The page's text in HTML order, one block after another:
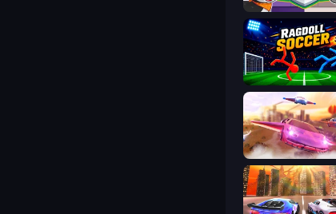
Funny Food Duel
Ultimate Flying Car